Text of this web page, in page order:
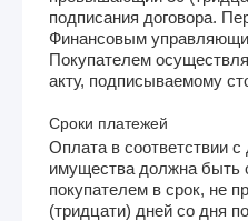
подписания договора.
Финансовым
Покупателем
акту, подписываемому
Сроки платежей
Оплата в соответствии
имущества должна быть
покупателем в срок, не
(тридцати) дней со дня